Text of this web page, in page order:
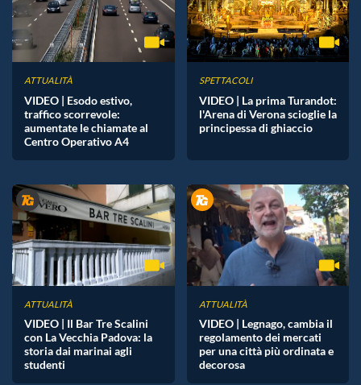
ATTUALITÀ
VIDEO | Esodo estivo,
traffico scorrevole:
aumentate le chiamate al
Centro Operativo A4
SPETTACOLI
VIDEO | La prima Turandot:
l'Arena di Verona scioglie la
principessa di ghiaccio
ATTUALITÀ
VIDEO | Il Bar Tre Scalini
con La Vecchia Padova: la
storia dai marinai agli
studenti
ATTUALITÀ
VIDEO | Legnago, cambia il
regolamento dei mercati
per una città più ordinata e
decorosa